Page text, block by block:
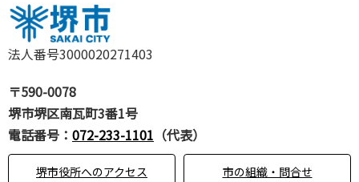
法人番号3000020271403
〒590-0078
堺市堺区南瓦町3番1号
電話番号： 072-233-1101 （代表）
堺市役所へのアクセス 市の組織・問合せ